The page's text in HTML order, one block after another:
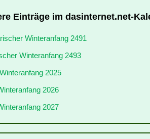
Einträge im dasinternet.net-
Winteranfang 2491
Winteranfang 2493
2025
2026
2027